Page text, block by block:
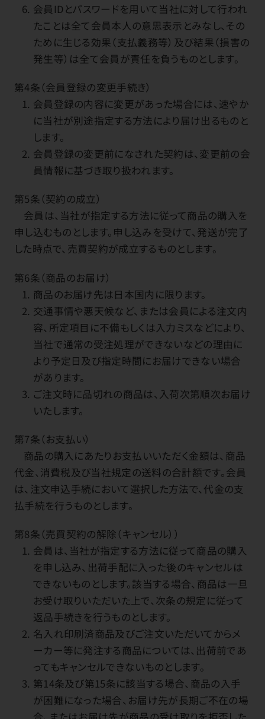
会員IDとパスワードを用いて当社に対して行われ
たことは全て会員本人の意思表示とみなし、その
ために生じる効果（支払義務等）及び結果（損害の
発生等）は全て会員が責任を負うものとします。
第4条（会員登録の変更手続き）
会員登録の内容に変更があった場合には、速やか
に当社が別途指定する方法により届け出るものと
します。
会員登録の変更前になされた契約は、変更前の会
員情報に基づき取り扱われます。
第5条（契約の成立）
会員は、当社が指定する方法に従って商品の購入を
申し込むものとします。申し込みを受けて、発送が完了
した時点で、売買契約が成立するものとします。
第6条（商品のお届け）
商品のお届け先は日本国内に限ります。
交通事情や悪天候など、または会員による注文内
容、所定項目に不備もしくは入力ミスなどにより、
当社で通常の受注処理ができないなどの理由に
より予定日及び指定時間にお届けできない場合
があります。
ご注文時に品切れの商品は、入荷次第順次お届け
いたします。
第7条（お支払い）
商品の購入にあたりお支払いいただく金額は、商品
代金、消費税及び当社規定の送料の合計額です。会員
は、注文申込手続において選択した方法で、代金の支
払手続を行うものとします。
第8条（売買契約の解除（キャンセル））
会員は、当社が指定する方法に従って商品の購入
を申し込み、出荷手配に入った後のキャンセルは
できないものとします。該当する場合、商品は一旦
お受け取りいただいた上で、次条の規定に従って
返品手続きを行うものとします。
名入れ印刷済商品及びご注文いただいてからメ
ーカー等に発注する商品については、出荷前であ
ってもキャンセルできないものとします。
第14条及び第15条に該当する場合、商品の入手
が困難になった場合、お届け先が長期ご不在の場